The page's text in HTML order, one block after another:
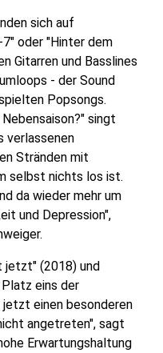
sich auf
oder "Hinter dem
Gitarren und Basslines
- der Sound
Popsongs.
singt
verlassenen
Stränden mit
selbst nichts los ist.
da wieder mehr um
und Depression",
jetzt" (2018) und
eins der
einen besonderen
angetreten", sagt
Erwartungshaltung